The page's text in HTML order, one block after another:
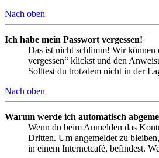
Nach oben
Ich habe mein Passwort vergessen!
Das ist nicht schlimm! Wir können
vergessen“ klickst und den
Solltest du trotzdem nicht in der
Nach oben
Warum werde ich automatisch
Wenn du beim Anmelden das
Dritten. Um angemeldet zu
in einem Internetcafé, befindest.